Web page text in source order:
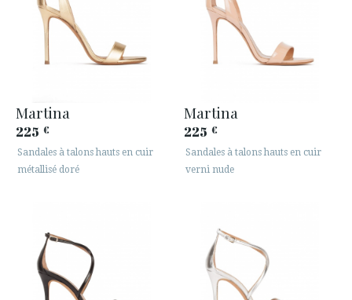
Martina
225 €
Sandales à talons hauts en cuir
métallisé doré
Martina
225 €
Sandales à talons hauts en cuir
verni nude